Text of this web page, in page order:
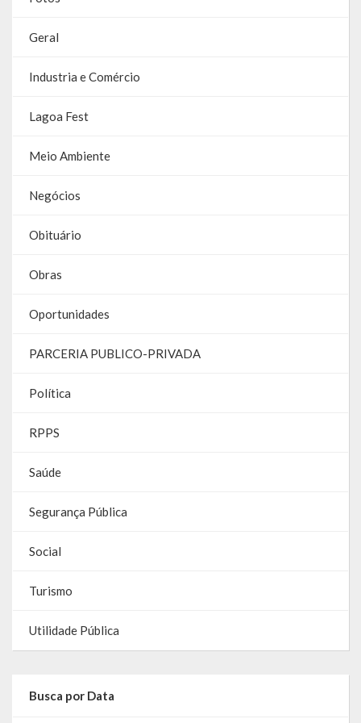
Vídeos
Programas
Publicações
Covid 19
Planos
Editais de Concursos/Processos Seletivos
Editais de Licitações
LicitaCon Cidadão
Legislativo
Geral
Industria e Comércio
Lagoa Fest
Meio Ambiente
Negócios
Obituário
Obras
Oportunidades
PARCERIA PUBLICO-PRIVADA
Política
RPPS
Saúde
Segurança Pública
Social
Turismo
Utilidade Pública
Busca por Data